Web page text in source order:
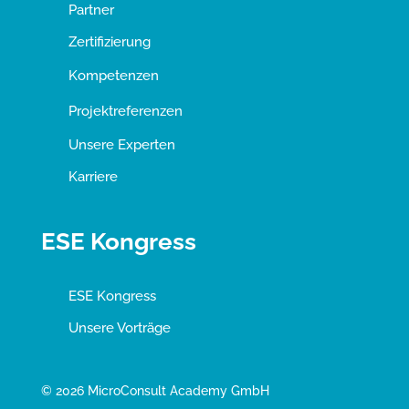
Partner
Zertifizierung
Kompetenzen
Projektreferenzen
Unsere Experten
Karriere
ESE Kongress
ESE Kongress
Unsere Vorträge
© 2026 MicroConsult Academy GmbH